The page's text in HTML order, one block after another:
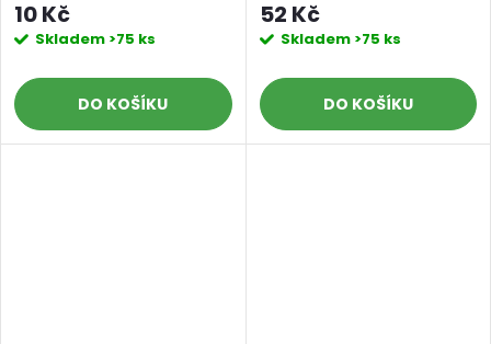
10 Kč
Skladem >75 ks
DO KOŠÍKU
52 Kč
Skladem >75 ks
DO KOŠÍKU